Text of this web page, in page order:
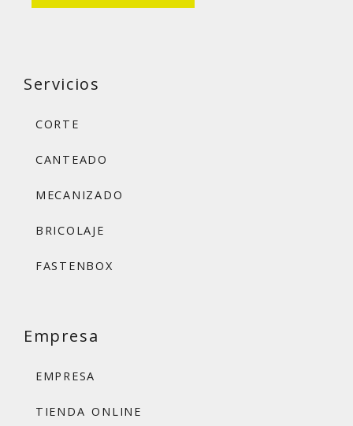
Servicios
CORTE
CANTEADO
MECANIZADO
BRICOLAJE
FASTENBOX
Empresa
EMPRESA
TIENDA ONLINE